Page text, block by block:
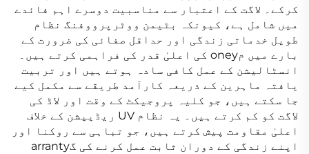
کرکے۔ لاگت کے اعتبار سے مناسبیت دوسرے اہم فائدے
میں شامل ہے، کیونکہ بٹیمن ووٹرپرووفنگ نظام
طویل خدماتی زندگی اور حداقل صفائی کی ضرورت کے
بارے میں مoney کی اعلیٰ قدر کی فراہمی کرتے ہیں۔
انسٹالیشن کے عمل کافی سادہ ہوتے ہیں اور تربیت
یافتہ ماہرین کے ذریعہ کارآمد طریقے سے مکمل کیے
جا سکتے ہیں، جو کلیہ پروجیکٹ کے وقت اور لاڈ کی
لاگت کو کم کرتے ہیں۔ یہ نظام UV ریڈییشن کے خلاف
اعلیٰ مقاومت پیش کرتے ہیں، جو تباہی سے روکنا اور
اپنے زندگی کے دوران ثابت عمل کرنے کی گarranty